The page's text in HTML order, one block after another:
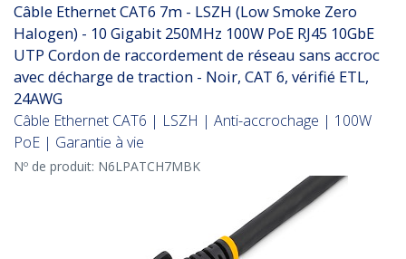
Câble Ethernet CAT6 7m - LSZH (Low Smoke Zero
Halogen) - 10 Gigabit 250MHz 100W PoE RJ45 10GbE
UTP Cordon de raccordement de réseau sans accroc
avec décharge de traction - Noir, CAT 6, vérifié ETL,
24AWG
Câble Ethernet CAT6 | LSZH | Anti-accrochage | 100W
PoE | Garantie à vie
Nº de produit: N6LPATCH7MBK